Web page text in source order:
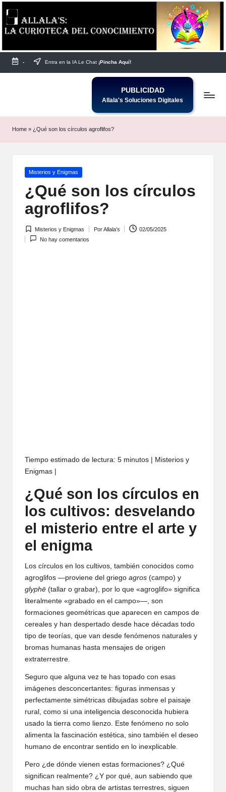
Saltar
al
- Entra en la IA Le Chat ¡Pincha Aquí!
PUBLICIDAD
Allala's Soluciones Digitales
Home » ¿Qué son los círculos agroflifos?
Publicada
Misterios y Enigmas
¿Qué son los círculos
agroflifos?
Publicada
en
Misterios y Enigmas PorAllala's
02/05/2025
No hay comentarios
Tiempo estimado de lectura: 5 minutos | Misterios y
Enigmas |
¿Qué son los círculos en
los cultivos: desvelando
el misterio entre el arte y
el enigma
Los círculos en los cultivos, también conocidos como
agroglifos —proviene del griego agros (campo) y
glyphē (tallar o grabar), por lo que «agroglifo» significa
literalmente «grabado en el campo»—, son
formaciones geométricas que aparecen en campos de
cereales y han despertado desde hace décadas todo
tipo de teorías, que van desde fenómenos naturales y
bromas humanas hasta mensajes de origen
extraterrestre.
Seguro que alguna vez te has topado con esas
imágenes desconcertantes: figuras inmensas y
perfectamente simétricas dibujadas sobre el paisaje
rural, como si una inteligencia desconocida hubiera
usado la tierra como lienzo. Este fenómeno no solo
alimenta la fascinación estética, sino también el deseo
humano de encontrar sentido en lo inexplicable.
Pero ¿de dónde vienen estas formaciones? ¿Qué
significan realmente? ¿Y por qué, aun sabiendo que
muchas han sido obra de artistas terrestres, siguen